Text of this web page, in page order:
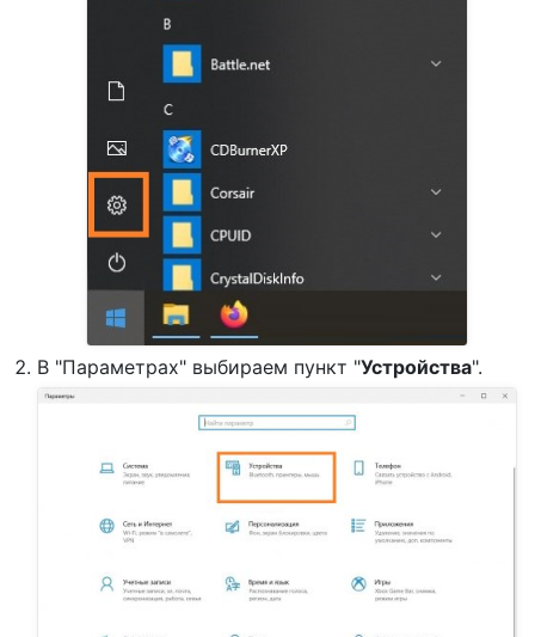
В "Параметрах" выбираем пункт "Устройства".